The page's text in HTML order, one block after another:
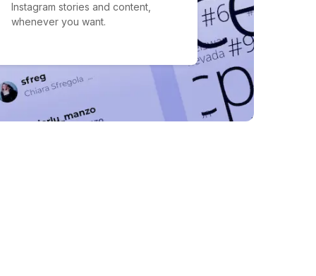
Instagram stories and content,
whenever you want.